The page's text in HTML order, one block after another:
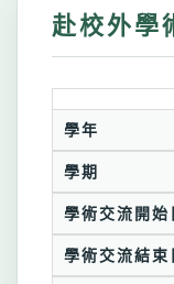
赴校外學
學年
學期
學術交流開始
學術交流結束